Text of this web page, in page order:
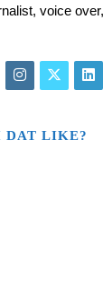
voice
DAT LIKE?